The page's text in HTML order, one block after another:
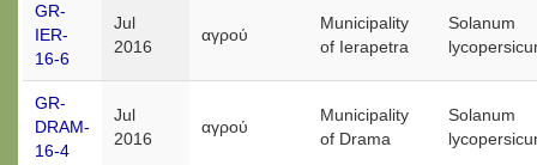
GR-
IER-
16-6
Jul
2016
αγρού
Municipality
of Ierapetra
Solanum
GR-
DRAM-
16-4
Jul
2016
αγρού
Municipality
of Drama
Solanum